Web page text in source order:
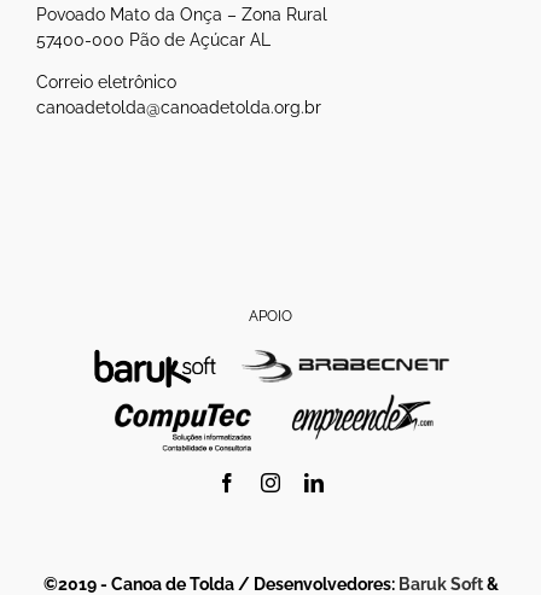
Povoado Mato da Onça – Zona Rural
57400-000 Pão de Açúcar AL
Correio eletrônico
canoadetolda@canoadetolda.org.br
APOIO
FacebookInstagramLinkedIn
©2019 - Canoa de Tolda / Desenvolvedores: Baruk Soft&